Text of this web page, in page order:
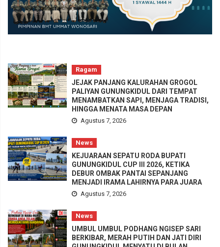
Ragam
JEJAK PANJANG KALURAHAN GROGOL
PALIYAN GUNUNGKIDUL DARI TEMPAT
MENAMBATKAN SAPI, MENJAGA TRADISI,
HINGGA MENATA MASA DEPAN
Agustus 7, 2026
News
KEJUARAAN SEPATU RODA BUPATI
GUNUNGKIDUL CUP III 2026, KETIKA
DEBUR OMBAK PANTAI SEPANJANG
MENJADI IRAMA LAHIRNYA PARA JUARA
Agustus 7, 2026
News
UMBUL UMBUL PODHANG NGISEP SARI
BERKIBAR, MERAH PUTIH DAN JATI DIRI